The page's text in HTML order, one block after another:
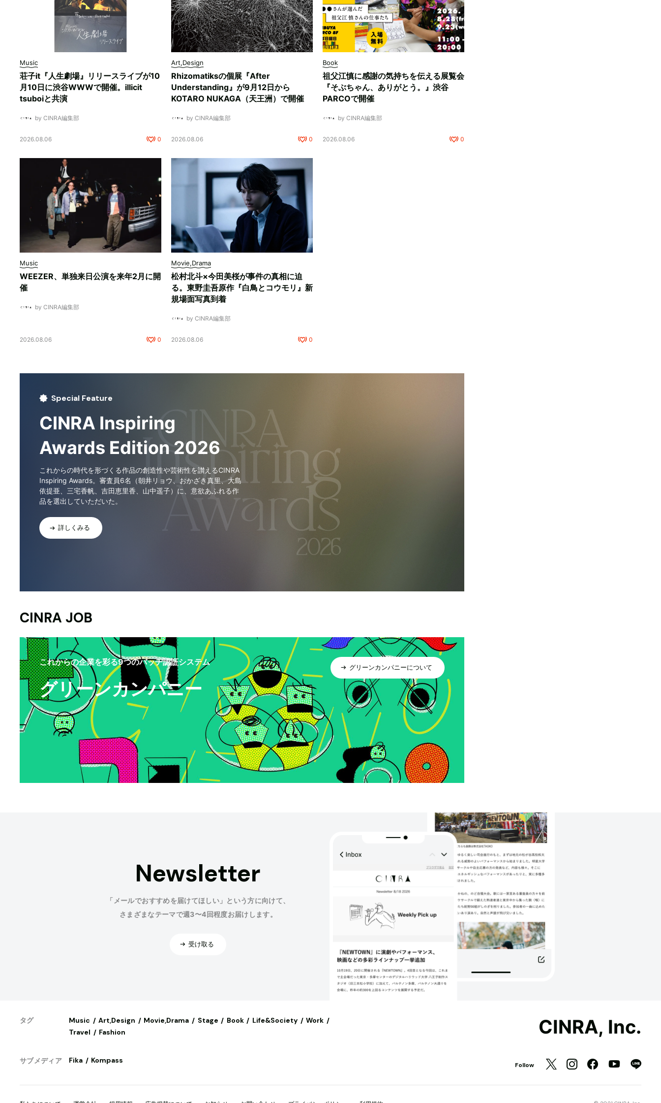
Music
荘子it『人生劇場』リリースライブが10
月10日に渋谷WWWで開催。illicit
tsuboiと共演
by CINRA編集部
2026.08.06 0
Art,Design
Rhizomatiksの個展『After
Understanding』が9月12日から
KOTARO NUKAGA（天王洲）で開催
by CINRA編集部
2026.08.06 0
Book
祖父江慎に感謝の気持ちを伝える展覧会
『そぶちゃん、ありがとう。』渋谷
PARCOで開催
by CINRA編集部
2026.08.06 0
Music
WEEZER、単独来日公演を来年2月に開
催
by CINRA編集部
2026.08.06 0
Movie,Drama
松村北斗×今田美桜が事件の真相に迫
る。東野圭吾原作『白鳥とコウモリ』新
規場面写真到着
by CINRA編集部
2026.08.06 0
Special Feature
CINRA Inspiring
Awards Edition 2026
これからの時代を形づくる作品の創造性や芸術性を讃えるCINRA
Inspiring Awards。審査員6名（朝井リョウ、おかざき真里、大島
依提亜、三宅香帆、吉田恵里香、山中遥子）に、意欲あふれる作
品を選出していただいた。
詳しくみる
CINRA JOB
これからの企業を彩る9つのバッヂ認証システム
グリーンカンパニー
グリーンカンパニーについて
Newsletter
「メールでおすすめを届けてほしい」という方に向けて、
さまざまなテーマで週3〜4回程度お届けします。
受け取る
タグ Music Art,Design Movie,Drama Stage Book Life&Society
Work
Travel
Fashion
サブメディア Fika Kompass
CINRA, Inc.
Follow